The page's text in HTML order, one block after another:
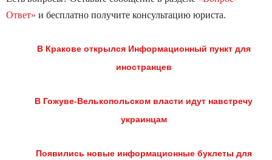
Ответ» и бесплатно получите консультацию юриста.
В Кракове открылся Информационный пункт для
иностранцев
В Гожуве-Велькопольском власти идут навстречу
украинцам
Появились новые информационные буклеты для